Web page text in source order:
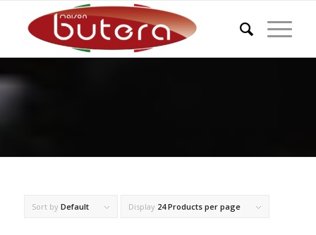
Sort by Default Display 24 Products per page